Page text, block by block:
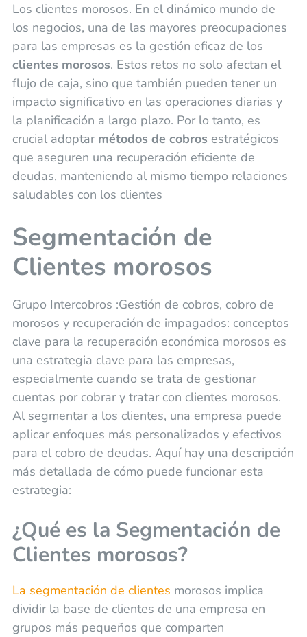
Los clientes morosos. En el dinámico mundo de
los negocios, una de las mayores preocupaciones
para las empresas es la gestión eficaz de los
clientes morosos. Estos retos no solo afectan el
flujo de caja, sino que también pueden tener un
impacto significativo en las operaciones diarias y
la planificación a largo plazo. Por lo tanto, es
crucial adoptar métodos de cobros estratégicos
que aseguren una recuperación eficiente de
deudas, manteniendo al mismo tiempo relaciones
saludables con los clientes
Segmentación de
Clientes morosos
Grupo Intercobros :Gestión de cobros, cobro de
morosos y recuperación de impagados: conceptos
clave para la recuperación económica morosos es
una estrategia clave para las empresas,
especialmente cuando se trata de gestionar
cuentas por cobrar y tratar con clientes morosos.
Al segmentar a los clientes, una empresa puede
aplicar enfoques más personalizados y efectivos
para el cobro de deudas. Aquí hay una descripción
más detallada de cómo puede funcionar esta
estrategia:
¿Qué es la Segmentación de
Clientes morosos?
La segmentación de clientes morosos implica
dividir la base de clientes de una empresa en
grupos más pequeños que comparten